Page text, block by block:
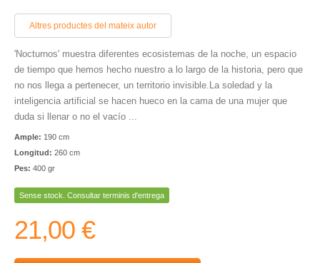
Altres productes del mateix autor
'Nocturnos' muestra diferentes ecosistemas de la noche, un espacio
de tiempo que hemos hecho nuestro a lo largo de la historia, pero que
no nos llega a pertenecer, un territorio invisible.La soledad y la
inteligencia artificial se hacen hueco en la cama de una mujer que
duda si llenar o no el vacío ...
Ample: 190 cm
Longitud: 260 cm
Pes: 400 gr
Sense stock. Consultar terminis d'entrega
21,00 €